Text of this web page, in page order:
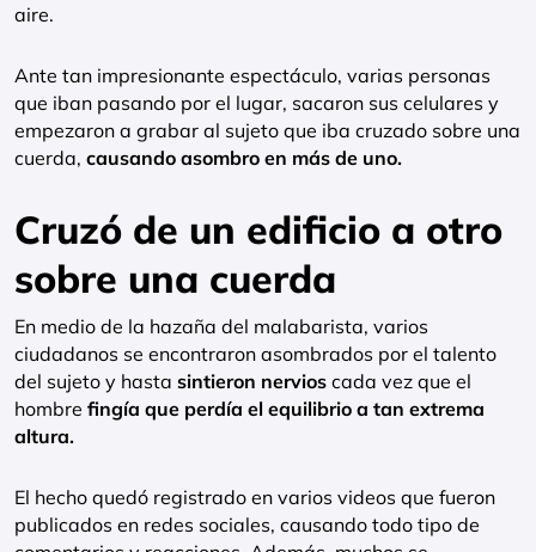
aire.
Ante tan impresionante espectáculo, varias personas
que iban pasando por el lugar, sacaron sus celulares y
empezaron a grabar al sujeto que iba cruzado sobre una
cuerda, causando asombro en más de uno.
Cruzó de un edificio a otro
sobre una cuerda
En medio de la hazaña del malabarista, varios
ciudadanos se encontraron asombrados por el talento
del sujeto y hasta sintieron nervios cada vez que el
hombre fingía que perdía el equilibrio a tan extrema
altura.
El hecho quedó registrado en varios videos que fueron
publicados en redes sociales, causando todo tipo de